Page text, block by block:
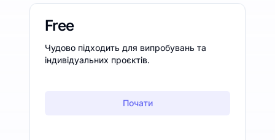
Free
Чудово підходить для випробувань та
індивідуальних проєктів.
Почати